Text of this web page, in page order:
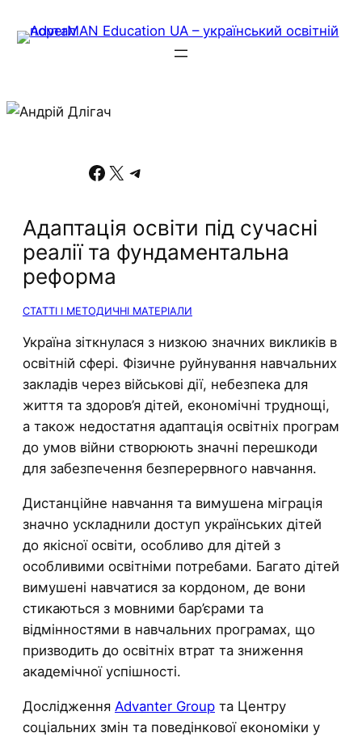
Facebook X Telegram
Адаптація освіти під сучасні
реалії та фундаментальна
реформа
СТАТТІ І МЕТОДИЧНІ МАТЕРІАЛИ
Україна зіткнулася з низкою значних викликів в
освітній сфері. Фізичне руйнування навчальних
закладів через військові дії, небезпека для
життя та здоров’я дітей, економічні труднощі,
а також недостатня адаптація освітніх програм
до умов війни створюють значні перешкоди
для забезпечення безперервного навчання.
Дистанційне навчання та вимушена міграція
значно ускладнили доступ українських дітей
до якісної освіти, особливо для дітей з
особливими освітніми потребами. Багато дітей
вимушені навчатися за кордоном, де вони
стикаються з мовними бар’єрами та
відмінностями в навчальних програмах, що
призводить до освітніх втрат та зниження
академічної успішності.
Дослідження Advanter Group та Центру
соціальних змін та поведінкової економіки у